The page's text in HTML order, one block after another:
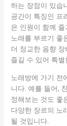
하는 장점이 있습
공간이 특징인 프
은 인원이 함께
노래를 부르기 좋
더 정교한 음향
즐길 수 있어 특
노래방에 가기 전
니다. 예를 들어,
정해보는 것도 좋
다양한 장르의 노
될 것입니다.